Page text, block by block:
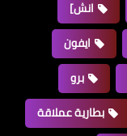
انش]
ايفون
برو
بطارية عملاقة